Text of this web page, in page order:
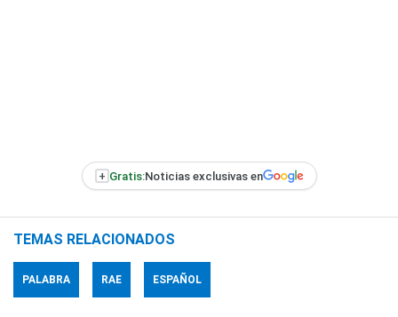
+ Gratis:Noticias exclusivas en
TEMAS RELACIONADOS
PALABRA RAE ESPAÑOL